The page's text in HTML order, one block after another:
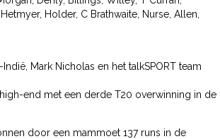
Holder, C Brathwaite, Nurse, Allen,
Mark Nicholas en het talkSPORT team
end met een derde T20 overwinning in de
door een mammoet 137 runs in de